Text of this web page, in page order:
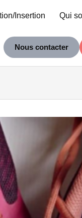
Insertion Qui
Nous contacter